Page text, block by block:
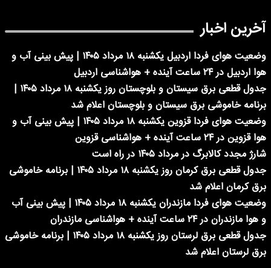
آخرین اخبار
وضعیت هوای فردا اردبیل یکشنبه ۱۸ مرداد ۱۴۰۵ | پیش بینی آب و
هوا اردبیل در ۲۴ ساعت آینده + هواشناسی اردبیل
جدول قطعی برق سیستان و بلوچستان روز یکشنبه ۱۸ مرداد ۱۴۰۵ |
برنامه خاموشی برق سیستان و بلوچستان اعلام شد
وضعیت هوای فردا قزوین یکشنبه ۱۸ مرداد ۱۴۰۵ | پیش بینی آب و
هوا قزوین در ۲۴ ساعت آینده + هواشناسی قزوین
شارژ مجدد کالابرگ در مرداد ۱۴۰۵ در راه است
جدول قطعی برق کرمان روز یکشنبه ۱۸ مرداد ۱۴۰۵ | برنامه خاموشی
برق کرمان اعلام شد
وضعیت هوای فردا مازندران یکشنبه ۱۸ مرداد ۱۴۰۵ | پیش بینی آب
و هوا مازندران در ۲۴ ساعت آینده + هواشناسی مازندران
جدول قطعی برق لرستان روز یکشنبه ۱۸ مرداد ۱۴۰۵ | برنامه خاموشی
برق لرستان اعلام شد